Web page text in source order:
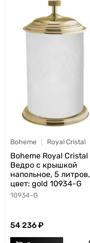
Boheme Royal Cristal
Boheme Royal Cristal
Ведро с крышкой
напольное, 5 литров,
цвет: gold 10934-G
10934-G
54 236